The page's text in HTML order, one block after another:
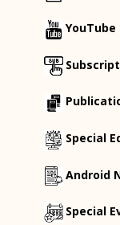
YouTube
Special
Android
Special